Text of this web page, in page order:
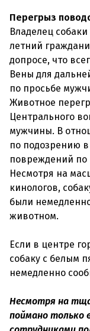
Перегрыз
Владелец
летний
допросе, что
Вены для
по просьбе
Животное
Центрального
мужчины. В
по подозрению
повреждений по
Несмотря на
кинологов,
были
животном.
Если в центре
собаку с белым
немедленно
Несмотря на
поймано только